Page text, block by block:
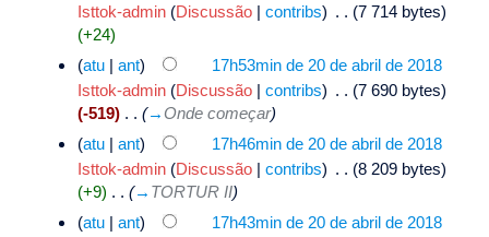
Isttok-admin (Discussão |contribs) . . (7 714 bytes)
(+24)
(atu |ant)
17h53min de 20 de abril de 2018
Isttok-admin (Discussão |contribs) . . (7 690 bytes)
(-519) . . (→ Onde começar)
(atu |ant)
17h46min de 20 de abril de 2018
Isttok-admin (Discussão |contribs) . . (8 209 bytes)
(+9) . . (→ TORTUR II)
(atu |ant)
17h43min de 20 de abril de 2018